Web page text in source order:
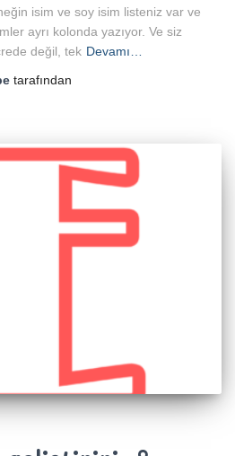
isim ve soy isim listeniz var ve
ayrı kolonda yazıyor. Ve siz
değil, tek Devamı…
tarafından